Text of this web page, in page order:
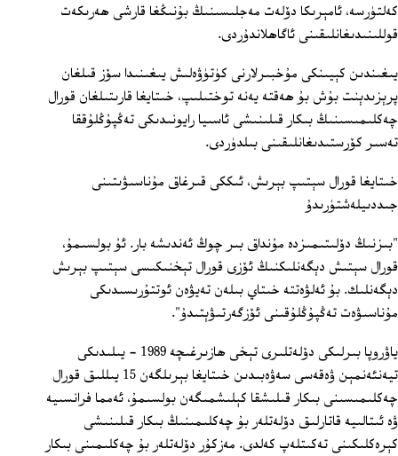
كەلتۈرسە، ئامېرىكا دۆلەت مەجلىسىنىڭ بۇنىڭغا قارشى ھەرىكەت
قوللىنىدىغانلىقىنى ئاگاھلاندۇردى.
يىغىندىن كېيىنكى مۇخبىرلارنى كۈتۈۋەلىش يىغىنىدا سۆز قىلغان
پرېزىدېنت بۇش بۇ ھەقتە يەنە توختىلىپ، خىتايغا قارىتىلغان قورال
چەكلىمىسىنىڭ بىكار قىلىنىشى ئاسىيا رايونىدىكى تەڭپۇڭلۇققا
تەسىر كۆرستىدىغانلىقىنى بىلدۈردى.
خىتايغا قورال سېتىپ بېرىش، ئىككى قىرغاق مۇناسىۋىتىنى
جىددىيلەشتۈرىدۇ
"بىزنىڭ دۆلىتىمىزدە مۇنداق بىر چوڭ ئەندىشە بار. ئۇ بولسىمۇ،
قورال سېتىش دېگەنلىكنىڭ ئۆزى قورال تېخنىكىسى سېتىپ بېرىش
دېگەنلىك. بۇ ئەلۋەتتە خىتاي بىلەن تەيۋەن ئوتتۇرىسىدىكى
مۇناسىۋەت تەڭپۇڭلۇقىنى ئۆزگەرتىۋېتىدۇ".
ياۋروپا بىرلىكى دۆلەتلىرى تېخى ھازىرغىچە 1989 - يىلىدىكى
تيەنئەنمېن ۋەقەسى سەۋەبىدىن خىتايغا بېرىلگەن 15 يىللىق قورال
چەكلىمىسىنى بىكار قىلىشقا كېلىشمىگەن بولسىمۇ، ئەمما فرانسىيە
ۋە ئىتالىيە قاتارلىق دۆلەتلەر بۇ چەكلىمىنىڭ بىكار قىلىنىشى
كېرەكلىكىنى تەكىتلەپ كەلدى. مەزكۇر دۆلەتلەر بۇ چەكلىمىنى بىكار